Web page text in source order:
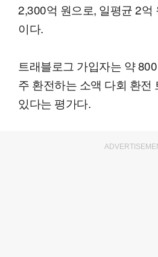
2,300억 원으로, 일평균 2억
이다.
트래블로그 가입자는 약
주 환전하는 소액 다회 환전
있다는 평가다.